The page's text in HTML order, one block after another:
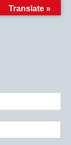
Translate »